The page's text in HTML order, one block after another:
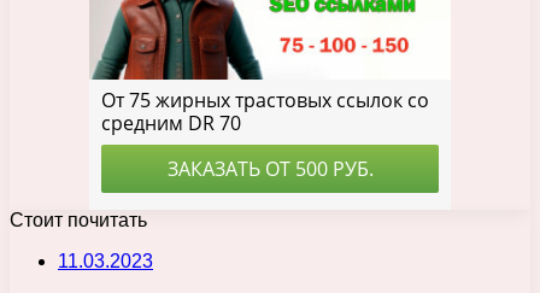
Стоит почитать
11.03.2023